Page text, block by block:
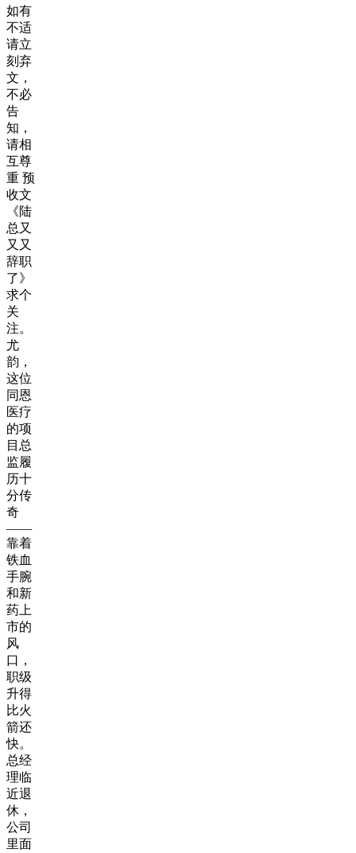
如有
不适
请立
刻弃
文，
不必
告
知，
请相
互尊
重 预
收文
《陆
总又
又又
辞职
了》
求个
关
注。
尤
韵，
这位
同恩
医疗
的项
目总
监履
历十
分传
奇
——
靠着
铁血
手腕
和新
药上
市的
风
口，
职级
升得
比火
箭还
快。
总经
理临
近退
休，
公司
里面